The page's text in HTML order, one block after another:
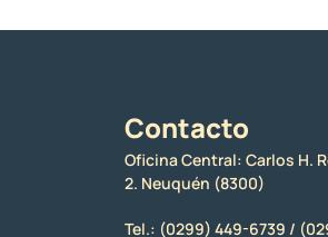
Contacto
Oficina Central: Carlos H.
2. Neuquén (8300)
Tel.: (0299) 449-6739 /